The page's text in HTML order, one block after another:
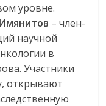
уровне.
– член-
научной
в
Участники
открывают